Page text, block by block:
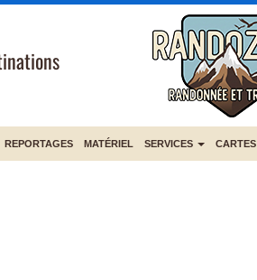
REPORTAGES MATÉRIEL SERVICES CARTES